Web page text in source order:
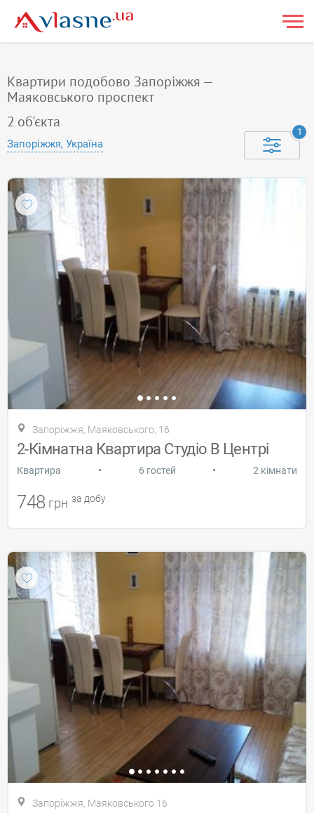
Квартири подобово Запоріжжя —
Маяковського проспект
2 об'єкта
Запоріжжя, Україна
1
Запоріжжя, Маяковського, 16
2-Кімнатна Квартира Студіо В Центрі
Квартира • 6 гостей • 2 кімнати
748 грн за добу
Запоріжжя, Маяковського 16